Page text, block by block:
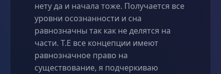
нету да и начала тоже. Получается все
уровни осознанности и сна
равнозначны так как не делятся на
части. Т.Е все концепции имеют
равнозначное право на
существование, я подчеркиваю